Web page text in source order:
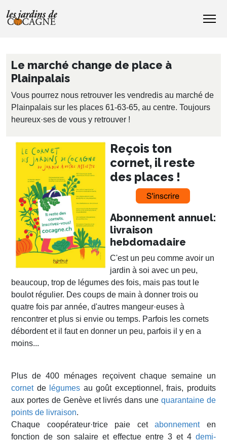
Le marché change de place à
Plainpalais
Vous pourrez nous retrouver les vendredis au marché de
Plainpalais sur les places 61-63-65, au centre. Toujours
heureux·ses de vous y retrouver !
Reçois ton
cornet, il reste
des places !
Abonnement annuel:
livraison
hebdomadaire
C'est un peu comme avoir un
jardin à soi avec un peu,
beaucoup, trop de légumes des fois, mais pas tout le
boulot régulier. Des coups de main à donner trois ou
quatre fois par année, d'autres mangeur·euses à
rencontrer et plus si envie ou temps. Parfois les cornets
débordent et il faut en donner un peu, parfois il y en a
moins...
Plus de 400 ménages reçoivent chaque semaine un
cornetde légumes au goût exceptionnel, frais, produits
aux portes de Genève et livrés dans unequarantaine de
points de livraison.
Chaque coopérateur·trice paie cetabonnementen
fonction de son salaire et effectue entre 3 et 4 demi-